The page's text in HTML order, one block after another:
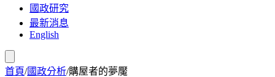
國政研究
最新消息
English
首頁/國政分析/購屋者的夢魘